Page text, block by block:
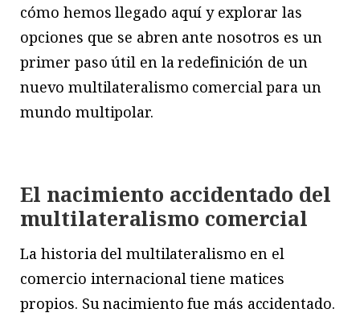
cómo hemos llegado aquí y explorar las
opciones que se abren ante nosotros es un
primer paso útil en la redefinición de un
nuevo multilateralismo comercial para un
mundo multipolar.
El nacimiento accidentado del
multilateralismo comercial
La historia del multilateralismo en el
comercio internacional tiene matices
propios. Su nacimiento fue más accidentado.